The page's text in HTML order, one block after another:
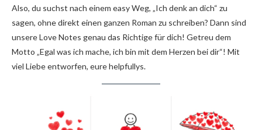
Also, du suchst nach einem easy Weg, „Ich denk an dich“ zu
sagen, ohne direkt einen ganzen Roman zu schreiben? Dann sind
unsere Love Notes genau das Richtige für dich! Getreu dem
Motto „Egal was ich mache, ich bin mit dem Herzen bei dir“! Mit
viel Liebe entworfen, eure helpfullys.